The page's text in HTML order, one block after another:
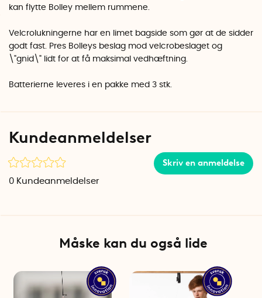
kan flytte Bolley mellem rummene.
Velcrolukningerne har en limet bagside som gør at de sidder
godt fast. Pres Bolleys beslag mod velcrobeslaget og
\"gnid\" lidt for at få maksimal vedhæftning.
Batterierne leveres i en pakke med 3 stk.
Kundeanmeldelser
Skriv en anmeldelse
0 Kundeanmeldelser
Måske kan du også lide